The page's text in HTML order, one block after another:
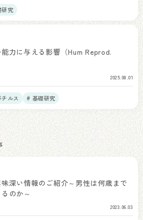
研究
力に与える影響（Hum Reprod.
2025.08.01
ルス # 基礎研究
深い情報のご紹介～男性は何歳まで
のか～
2023.06.03